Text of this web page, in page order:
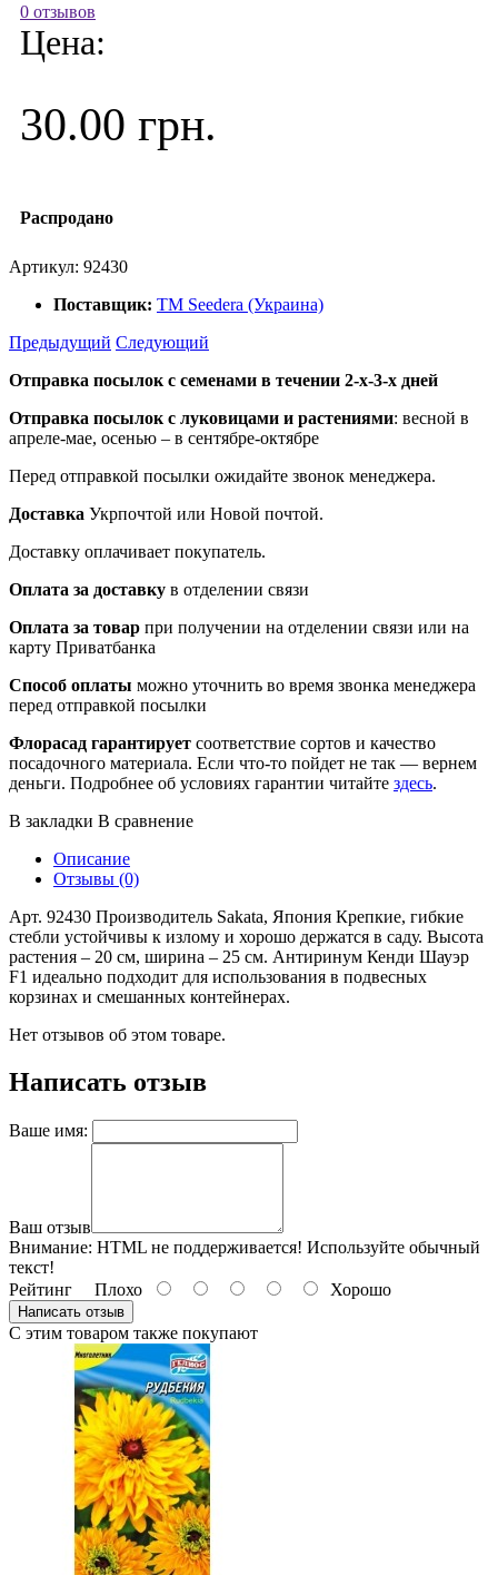
0 отзывов
Цена:
30.00 грн.
Распродано
Артикул: 92430
Поставщик: ТМ Seedera (Украина)
Предыдущий Следующий
Отправка посылок с семенами в течении 2-х-3-х дней
Отправка посылок с луковицами и растениями: весной в
апреле-мае, осенью – в сентябре-октябре
Перед отправкой посылки ожидайте звонок менеджера.
Доставка Укрпочтой или Новой почтой.
Доставку оплачивает покупатель.
Оплата за доставку в отделении связи
Оплата за товар при получении на отделении связи или на
карту Приватбанка
Способ оплаты можно уточнить во время звонка менеджера
перед отправкой посылки
Флорасад гарантирует соответствие сортов и качество
посадочного материала. Если что-то пойдет не так — вернем
деньги. Подробнее об условиях гарантии читайте здесь.
В закладки В сравнение
Описание
Отзывы (0)
Арт. 92430 Производитель Sakata, Япония Крепкие, гибкие
стебли устойчивы к излому и хорошо держатся в саду. Высота
растения – 20 см, ширина – 25 см. Антиринум Кенди Шауэр
F1 идеально подходит для использования в подвесных
корзинах и смешанных контейнерах.
Нет отзывов об этом товаре.
Написать отзыв
Ваше имя:
Ваш отзыв
Внимание: HTML не поддерживается! Используйте обычный
текст!
Рейтинг Плохо Хорошо
Написать отзыв
С этим товаром также покупают